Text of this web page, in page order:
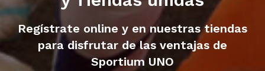
Regístrate online y en nuestras tiendas
para disfrutar de las ventajas de
Sportium UNO